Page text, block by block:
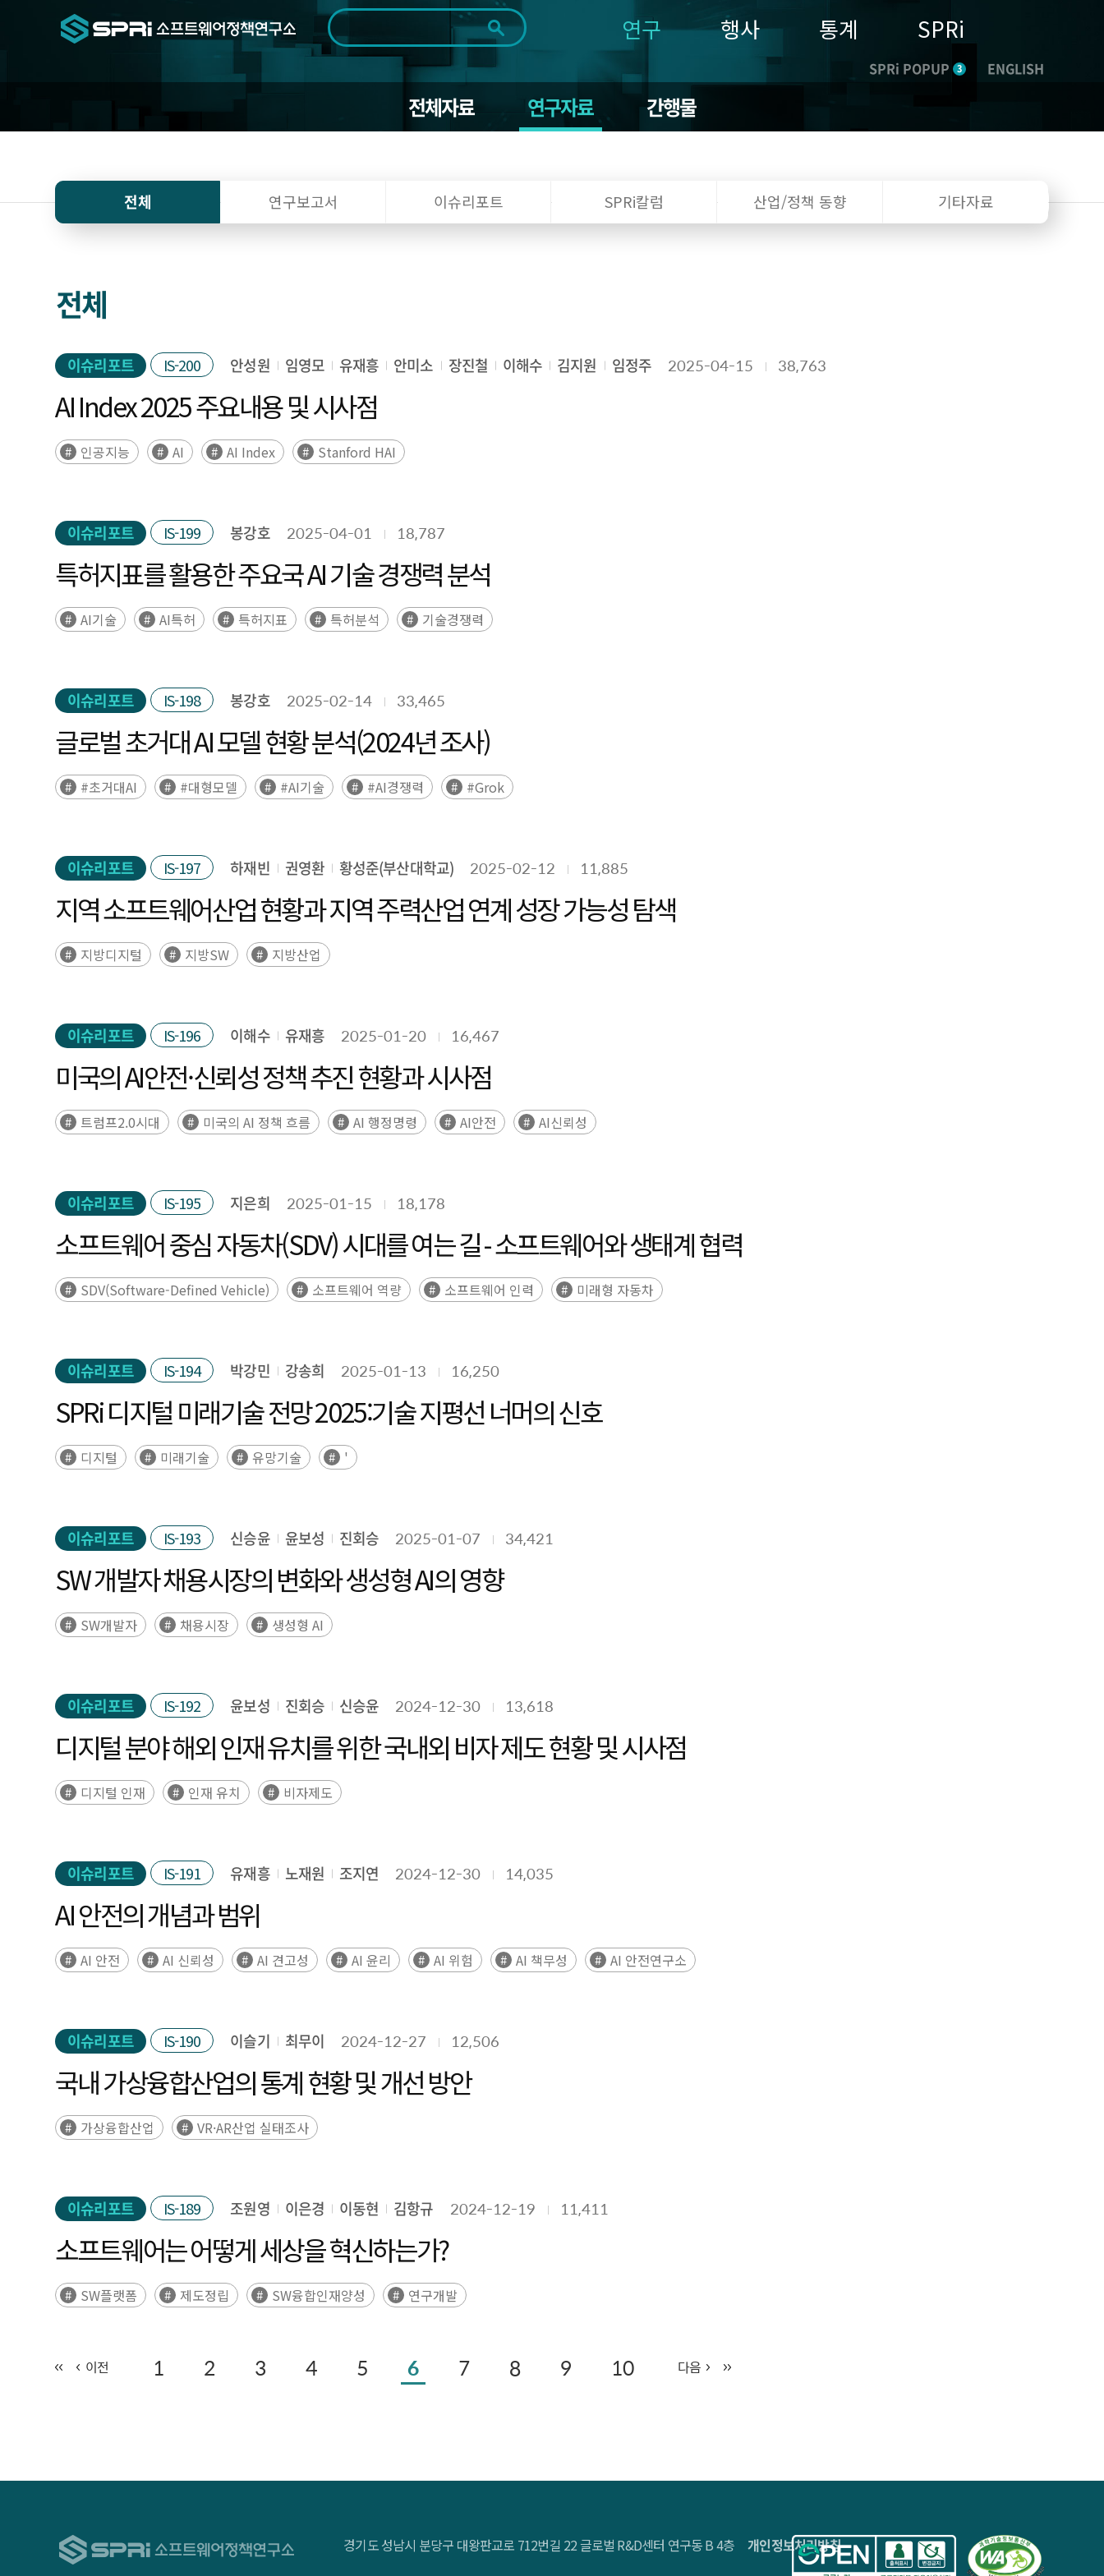
검색범위 전체
기간 전체 1일 1주 1개월 3개월 1년
~
연구 행사 통계 SPRi
SPRi POPUP 3 ENGLISH
전체자료 연구자료 간행물
구
전체 연구보고서 이슈리포트 SPRi칼럼 산업/정책 동향 기타자료
전체
이슈리포트 IS-200 안성원 임영모 유재흥 안미소 장진철 이해수 김지원 임정주 2025-04-15 38,763
AI Index 2025 주요내용 및 시사점
인공지능 AI AI Index Stanford HAI
이슈리포트 IS-199 봉강호 2025-04-01 18,787
특허지표를 활용한 주요국 AI 기술 경쟁력 분석
AI기술 AI특허 특허지표 특허분석 기술경쟁력
이슈리포트 IS-198 봉강호 2025-02-14 33,465
글로벌 초거대 AI 모델 현황 분석(2024년 조사)
#초거대AI #대형모델 #AI기술 #AI경쟁력 #Grok
이슈리포트 IS-197 하재빈 권영환 황성준(부산대학교) 2025-02-12 11,885
지역 소프트웨어산업 현황과 지역 주력산업 연계 성장 가능성 탐색
지방디지털 지방SW 지방산업
이슈리포트 IS-196 이해수 유재흥 2025-01-20 16,467
미국의 AI안전·신뢰성 정책 추진 현황과 시사점
트럼프2.0시대 미국의 AI 정책 흐름 AI 행정명령 AI안전 AI신뢰성
이슈리포트 IS-195 지은희 2025-01-15 18,178
소프트웨어 중심 자동차(SDV) 시대를 여는 길 - 소프트웨어와 생태계 협력
SDV(Software-Defined Vehicle) 소프트웨어 역량 소프트웨어 인력 미래형 자동차
이슈리포트 IS-194 박강민 강송희 2025-01-13 16,250
SPRi 디지털 미래기술 전망 2025:기술 지평선 너머의 신호
디지털 미래기술 유망기술 '
이슈리포트 IS-193 신승윤 윤보성 진회승 2025-01-07 34,421
SW 개발자 채용시장의 변화와 생성형 AI의 영향
SW개발자 채용시장 생성형 AI
이슈리포트 IS-192 윤보성 진회승 신승윤 2024-12-30 13,618
디지털 분야 해외 인재 유치를 위한 국내외 비자 제도 현황 및 시사점
디지털 인재 인재 유치 비자제도
이슈리포트 IS-191 유재흥 노재원 조지연 2024-12-30 14,035
AI 안전의 개념과 범위
AI 안전 AI 신뢰성 AI 견고성 AI 윤리 AI 위험 AI 책무성 AI 안전연구소
이슈리포트 IS-190 이슬기 최무이 2024-12-27 12,506
국내 가상융합산업의 통계 현황 및 개선 방안
가상융합산업 VR·AR산업 실태조사
이슈리포트 IS-189 조원영 이은경 이동현 김항규 2024-12-19 11,411
소프트웨어는 어떻게 세상을 혁신하는가?
SW플랫폼 제도정립 SW융합인재양성 연구개발
이전 1 2 3 4 5 6 7 8 9 10 다음
경기도 성남시 분당구 대왕판교로 712번길 22 글로벌 R&D센터 연구동 B 4층개인정보처리방침